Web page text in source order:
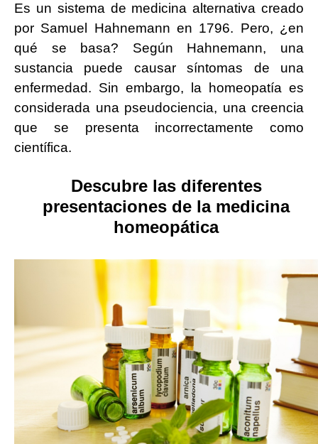
Es un sistema de medicina alternativa creado
por Samuel Hahnemann en 1796. Pero, ¿en
qué se basa? Según Hahnemann, una
sustancia puede causar síntomas de una
enfermedad. Sin embargo, la homeopatía es
considerada una pseudociencia, una creencia
que se presenta incorrectamente como
científica.
Descubre las diferentes
presentaciones de la medicina
homeopática